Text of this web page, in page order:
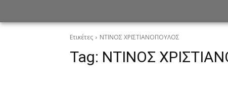
Ετικέτες ΝΤΙΝΟΣ ΧΡΙΣΤΙΑΝΟΠΟΥΛΟΣ
Tag: ΝΤΙΝΟΣ